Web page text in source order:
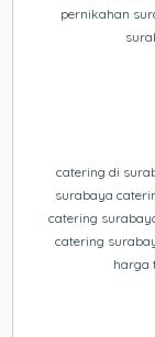
pernikahan
catering di
surabaya
catering
catering
harga